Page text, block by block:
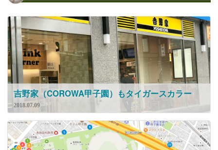
吉野家（COROWA甲子園）もタイガースカラー
2018.07.09